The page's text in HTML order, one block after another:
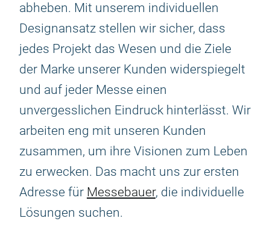
abheben. Mit unserem individuellen
Designansatz stellen wir sicher, dass
jedes Projekt das Wesen und die Ziele
der Marke unserer Kunden widerspiegelt
und auf jeder Messe einen
unvergesslichen Eindruck hinterlässt. Wir
arbeiten eng mit unseren Kunden
zusammen, um ihre Visionen zum Leben
zu erwecken. Das macht uns zur ersten
Adresse für Messebauer, die individuelle
Lösungen suchen.